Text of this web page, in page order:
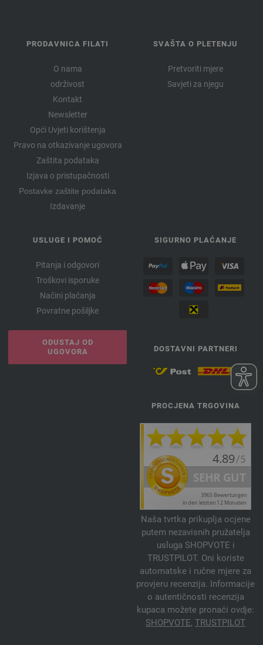
PRODAVNICA FILATI
O nama
održivost
Kontakt
Newsletter
Opći Uvjeti korištenja
Pravo na otkazivanje ugovora
Zaštita podataka
Izjava o pristupačnosti
Postavke zaštite podataka
Izdavanje
SVAŠTA O PLETENJU
Pretvoriti mjere
Savjeti za njegu
USLUGE I POMOĆ
Pitanja i odgovori
Troškovi isporuke
Načini plaćanja
Povratne pošiljke
ODUSTAJ OD
UGOVORA
SIGURNO PLAĆANJE
DOSTAVNI PARTNERI
PROCJENA TRGOVINA
Naša tvrtka prikuplja ocjene
putem nezavisnih pružatelja
usluga SHOPVOTE i
TRUSTPILOT. Oni koriste
automatske i ručne mjere za
provjeru recenzija. Informacije
o autentičnosti recenzija
kupaca možete pronaći ovdje:
SHOPVOTE, TRUSTPILOT